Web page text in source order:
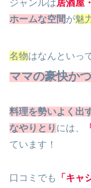
ジャンルは居酒屋
ホームな空間が魅
名物はなんといっ
ママの豪快か
料理を勢いよく出
なやりとり には、
ています！
口コミでも 「キャ